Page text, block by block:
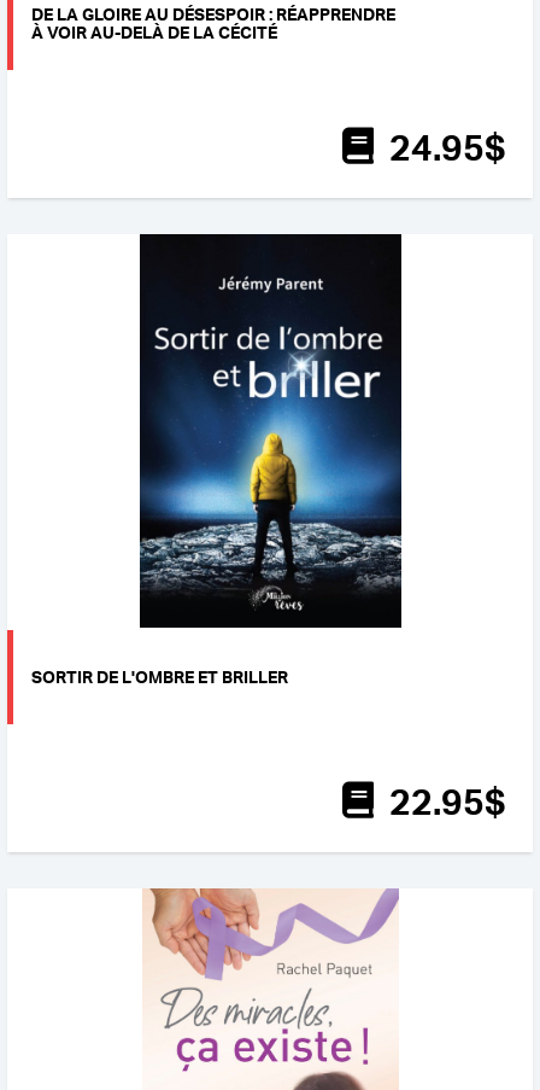
DE LA GLOIRE AU DÉSESPOIR : RÉAPPRENDRE
À VOIR AU-DELÀ DE LA CÉCITÉ
24.95$
SORTIR DE L'OMBRE ET BRILLER
22.95$